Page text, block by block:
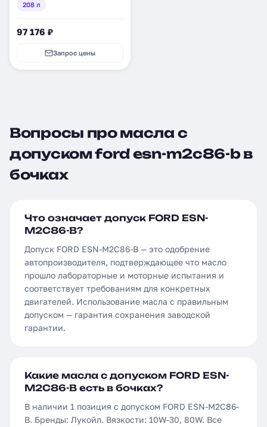
208 л
97 176 ₽
Запрос цены
Вопросы про масла с
допуском ford esn-m2c86-b в
бочках
Что означает допуск FORD ESN-
M2C86-B?
Допуск FORD ESN-M2C86-B — это одобрение
автопроизводителя, подтверждающее что масло
прошло лабораторные и моторные испытания и
соответствует требованиям для конкретных
двигателей. Использование масла с правильным
допуском — гарантия сохранения заводской
гарантии.
Какие масла с допуском FORD ESN-
M2C86-B есть в бочках?
В наличии 1 позиция с допуском FORD ESN-M2C86-
B. Бренды: Лукойл. Вязкости: 10W-30, 80W. Все